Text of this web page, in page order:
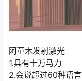
阿童木发射激光
1.具有十万马力
2.会说超过60种语言